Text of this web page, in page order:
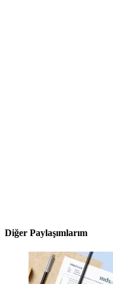
Diğer Paylaşımlarım